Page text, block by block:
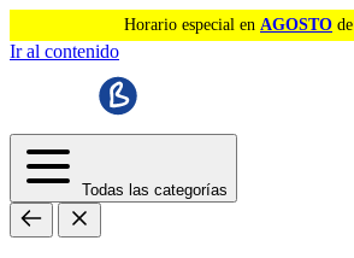
Horario especial en AGOSTO de
Ir al contenido
Todas las categorías